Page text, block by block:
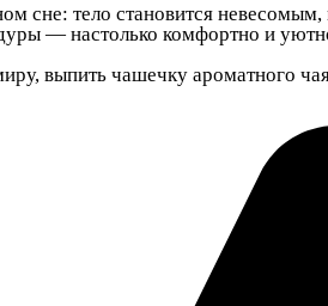
сне: тело становится
— настолько комфортно и
выпить чашечку ароматного